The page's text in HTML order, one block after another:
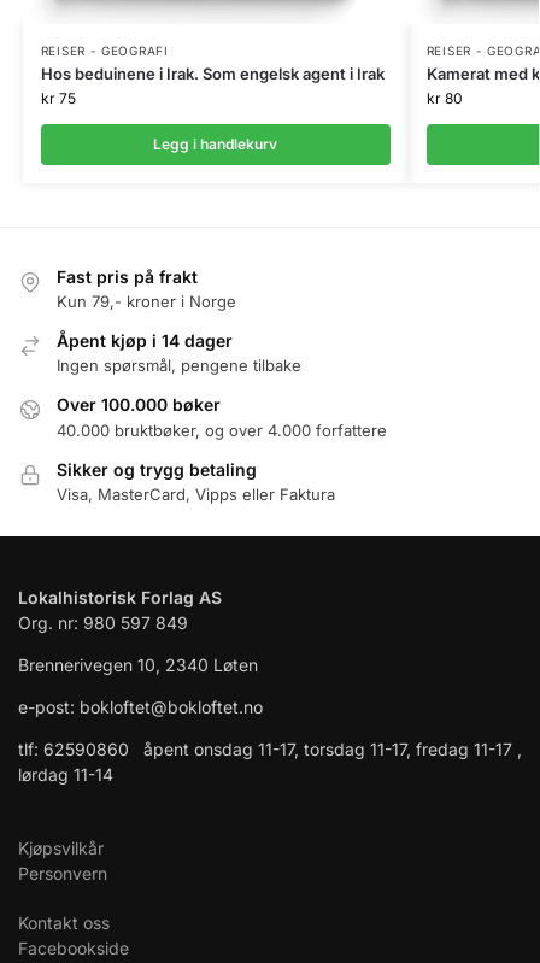
REISER - GEOGRAFI
Hos beduinene i Irak. Som engelsk agent i Irak
kr75
Legg i handlekurv
REISER -
Kamerat med
kr80
Fast pris på frakt
Kun 79,- kroner i Norge
Åpent kjøp i 14 dager
Ingen spørsmål, pengene tilbake
Over 100.000 bøker
40.000 bruktbøker, og over 4.000 forfattere
Sikker og trygg betaling
Visa, MasterCard, Vipps eller Faktura
Lokalhistorisk Forlag AS
Org. nr: 980 597 849
Brennerivegen 10, 2340 Løten
e-post: bokloftet@bokloftet.no
tlf: 62590860 åpent onsdag 11-17, torsdag 11-17, fredag 11-17 ,
lørdag 11-14
Kjøpsvilkår
Personvern
Kontakt oss
Facebookside